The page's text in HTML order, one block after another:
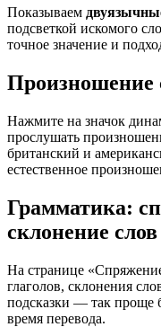
Показываем
подсветкой искомого
точное значение и
Произношение
Нажмите на значок
прослушать
британский и
естественное
Грамматика:
склонение слов
На странице
глаголов, склонения
подсказки — так проще
время перевода.